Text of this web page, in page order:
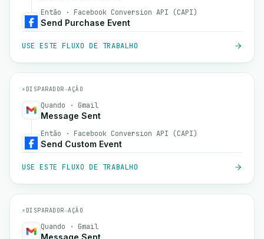
Então · Facebook Conversion API (CAPI)
Send Purchase Event
USE ESTE FLUXO DE TRABALHO
⚡ DISPARADOR→AÇÃO
Quando · Gmail
Message Sent
Então · Facebook Conversion API (CAPI)
Send Custom Event
USE ESTE FLUXO DE TRABALHO
⚡ DISPARADOR→AÇÃO
Quando · Gmail
Message Sent